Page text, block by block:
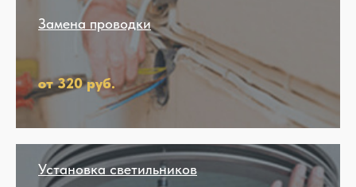
Замена проводки
от 320 руб.
Установка светильников